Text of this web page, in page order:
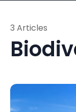
3 Articles